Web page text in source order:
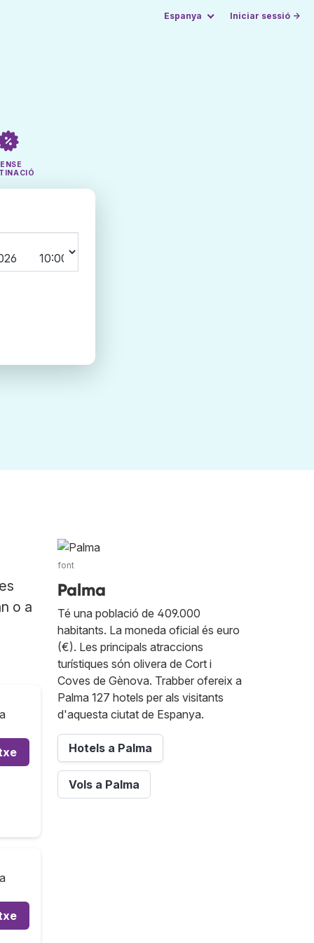
Espanya Iniciar sessió →
o a
font
Palma
Té una població de 409.000
habitants. La moneda oficial és euro
(€). Les principals atraccions
turístiques són olivera de Cort i
Coves de Gènova. Trabber ofereix a
Palma 127 hotels per als visitants
d'aquesta ciutat de Espanya.
Hotels a Palma
Vols a Palma